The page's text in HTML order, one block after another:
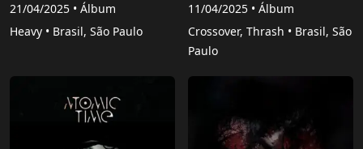
21/04/2025 • Álbum
Heavy • Brasil, São Paulo
11/04/2025 • Álbum
Crossover, Thrash • Brasil, São
Paulo